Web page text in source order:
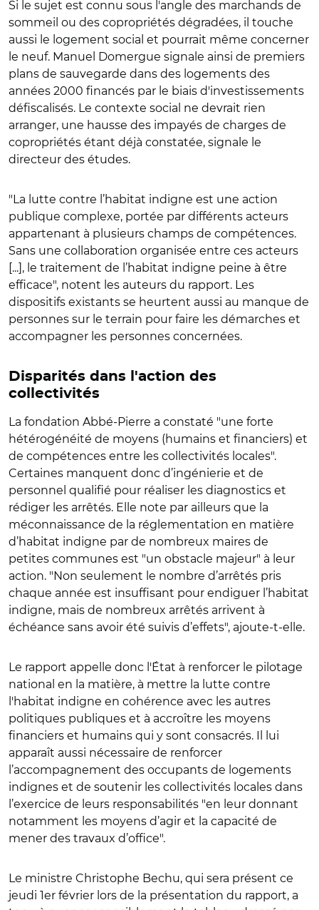
Si le sujet est connu sous l'angle des marchands de
sommeil ou des copropriétés dégradées, il touche
aussi le logement social et pourrait même concerner
le neuf. Manuel Domergue signale ainsi de premiers
plans de sauvegarde dans des logements des
années 2000 financés par le biais d'investissements
défiscalisés. Le contexte social ne devrait rien
arranger, une hausse des impayés de charges de
copropriétés étant déjà constatée, signale le
directeur des études.
"La lutte contre l’habitat indigne est une action
publique complexe, portée par différents acteurs
appartenant à plusieurs champs de compétences.
Sans une collaboration organisée entre ces acteurs
[...], le traitement de l’habitat indigne peine à être
efficace", notent les auteurs du rapport. Les
dispositifs existants se heurtent aussi au manque de
personnes sur le terrain pour faire les démarches et
accompagner les personnes concernées.
Disparités dans l'action des
collectivités
La fondation Abbé-Pierre a constaté "une forte
hétérogénéité de moyens (humains et financiers) et
de compétences entre les collectivités locales".
Certaines manquent donc d’ingénierie et de
personnel qualifié pour réaliser les diagnostics et
rédiger les arrêtés. Elle note par ailleurs que la
méconnaissance de la réglementation en matière
d’habitat indigne par de nombreux maires de
petites communes est "un obstacle majeur" à leur
action. "Non seulement le nombre d’arrêtés pris
chaque année est insuffisant pour endiguer l’habitat
indigne, mais de nombreux arrêtés arrivent à
échéance sans avoir été suivis d’effets", ajoute-t-elle.
Le rapport appelle donc l'État à renforcer le pilotage
national en la matière, à mettre la lutte contre
l'habitat indigne en cohérence avec les autres
politiques publiques et à accroître les moyens
financiers et humains qui y sont consacrés. Il lui
apparaît aussi nécessaire de renforcer
l’accompagnement des occupants de logements
indignes et de soutenir les collectivités locales dans
l’exercice de leurs responsabilités "en leur donnant
notamment les moyens d’agir et la capacité de
mener des travaux d’office".
Le ministre Christophe Bechu, qui sera présent ce
jeudi 1er février lors de la présentation du rapport, a